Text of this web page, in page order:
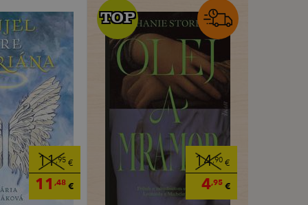
11,95€
11 ,48€
14,90€
4,95€
TOP
TOP